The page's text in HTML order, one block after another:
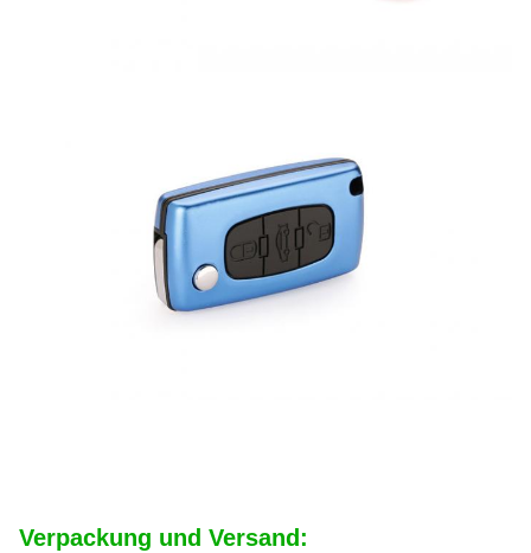
Verpackung und Versand: